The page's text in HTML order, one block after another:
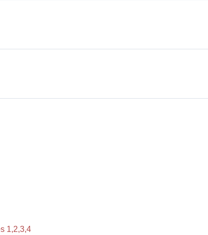
1,2,3,4